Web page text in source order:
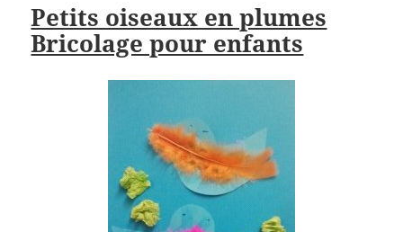
Petits oiseaux en plumes
Bricolage pour enfants